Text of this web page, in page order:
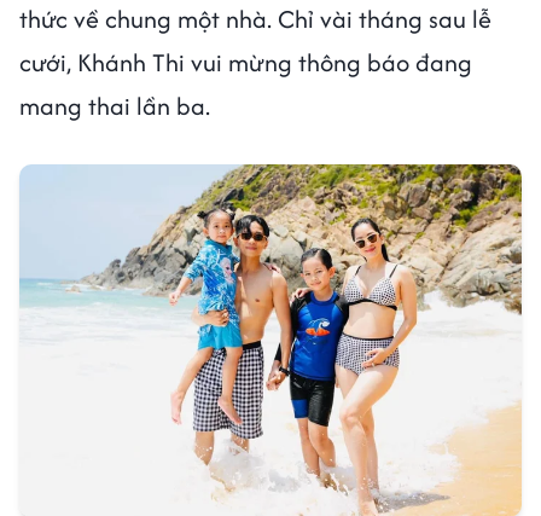
thức về chung một nhà. Chỉ vài tháng sau lễ
cưới, Khánh Thi vui mừng thông báo đang
mang thai lần ba.